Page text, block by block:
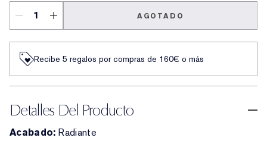
AGOTADO
Recibe 5 regalos por compras de 160€ o más
Detalles Del Producto
Acabado: Radiante